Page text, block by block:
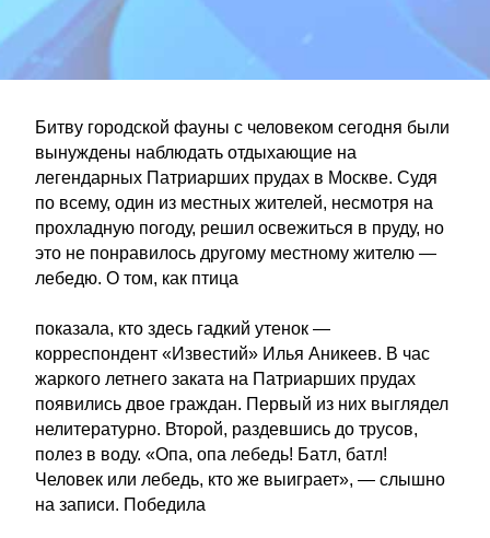
Битву городской фауны с человеком сегодня были
вынуждены наблюдать отдыхающие на
легендарных Патриарших прудах в Москве. Судя
по всему, один из местных жителей, несмотря на
прохладную погоду, решил освежиться в пруду, но
это не понравилось другому местному жителю —
лебедю. О том, как птица
показала, кто здесь гадкий утенок —
корреспондент «Известий» Илья Аникеев. В час
жаркого летнего заката на Патриарших прудах
появились двое граждан. Первый из них выглядел
нелитературно. Второй, раздевшись до трусов,
полез в воду. «Опа, опа лебедь! Батл, батл!
Человек или лебедь, кто же выиграет», — слышно
на записи. Победила
Правила »
Контакт»